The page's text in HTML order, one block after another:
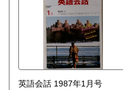
英語会話 1987年1月号